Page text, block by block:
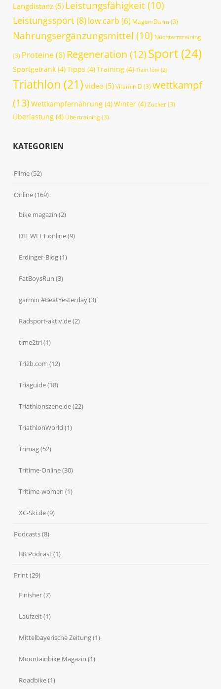
Langdistanz (5) Leistungsfähigkeit(10)
Leistungssport (8)low carb (6) Magen-Darm(3)
Nahrungsergänzungsmittel (10) Nüchterntraining
(3) Proteine(6) Regeneration (12)Sport (24)
Sportgetränk (4)Tipps (4)Training (4) Train low (2)
Triathlon (21) video (5)Vitamin D (3) wettkampf
(13)Wettkampfernährung (4)Winter (4)Zucker(3)
Überlastung (4) Übertraining(3)
KATEGORIEN
Filme(52)
Online(169)
bike magazin (2)
DIE WELT online(9)
Erdinger-Blog(1)
FatBoysRun (3)
garmin #BeatYesterday(3)
Radsport-aktiv.de(2)
time2tri (1)
Tri2b.com (12)
Triaguide(18)
Triathlonszene.de(22)
TriathlonWorld (1)
Trimag(52)
Tritime-Online(30)
Tritime-women (1)
XC-Ski.de(9)
Podcasts(8)
BR Podcast(1)
Print(29)
Finisher(7)
Laufzeit(1)
Mittelbayerische Zeitung(1)
Mountainbike Magazin (1)
Roadbike(1)